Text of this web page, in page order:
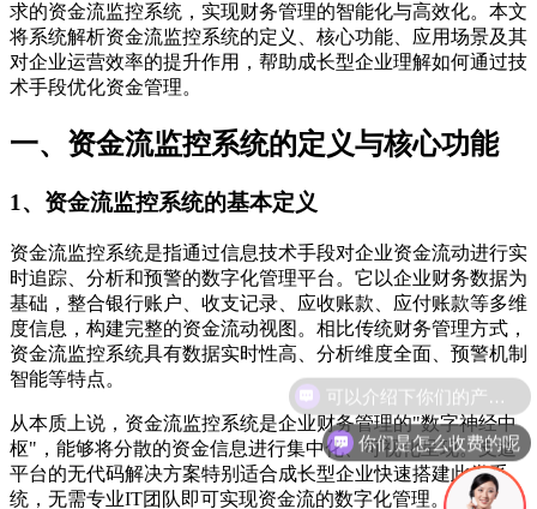
求的资金流监控系统，实现财务管理的智能化与高效化。本文
将系统解析资金流监控系统的定义、核心功能、应用场景及其
对企业运营效率的提升作用，帮助成长型企业理解如何通过技
术手段优化资金管理。
一、资金流监控系统的定义与核心功能
1、资金流监控系统的基本定义
资金流监控系统是指通过信息技术手段对企业资金流动进行实
时追踪、分析和预警的数字化管理平台。它以企业财务数据为
基础，整合银行账户、收支记录、应收账款、应付账款等多维
度信息，构建完整的资金流动视图。相比传统财务管理方式，
资金流监控系统具有数据实时性高、分析维度全面、预警机制
智能等特点。
从本质上说，资金流监控系统是企业财务管理的"数字神经中
枢"，能够将分散的资金信息进行集中化、可视化呈现。支道
平台的无代码解决方案特别适合成长型企业快速搭建此类系
统，无需专业IT团队即可实现资金流的数字化管理。
你们是怎么收费的呢